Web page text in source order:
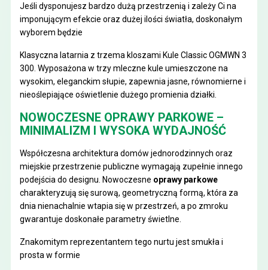
Jeśli dysponujesz bardzo dużą przestrzenią i zależy Ci na
imponującym efekcie oraz dużej ilości światła, doskonałym
wyborem będzie
Klasyczna latarnia z trzema kloszami Kule Classic OGMWN 3
300 . Wyposażona w trzy mleczne kule umieszczone na
wysokim, eleganckim słupie, zapewnia jasne, równomierne i
nieoślepiające oświetlenie dużego promienia działki.
NOWOCZESNE OPRAWY PARKOWE –
MINIMALIZM I WYSOKA WYDAJNOŚĆ
Współczesna architektura domów jednorodzinnych oraz
miejskie przestrzenie publiczne wymagają zupełnie innego
podejścia do designu. Nowoczesne oprawy parkowe
charakteryzują się surową, geometryczną formą, która za
dnia nienachalnie wtapia się w przestrzeń, a po zmroku
gwarantuje doskonałe parametry świetlne.
Znakomitym reprezentantem tego nurtu jest smukła i
prosta w formie